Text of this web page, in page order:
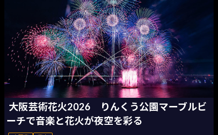
大阪芸術花火2026 りんくう公園マーブルビ
ーチで音楽と花火が夜空を彩る